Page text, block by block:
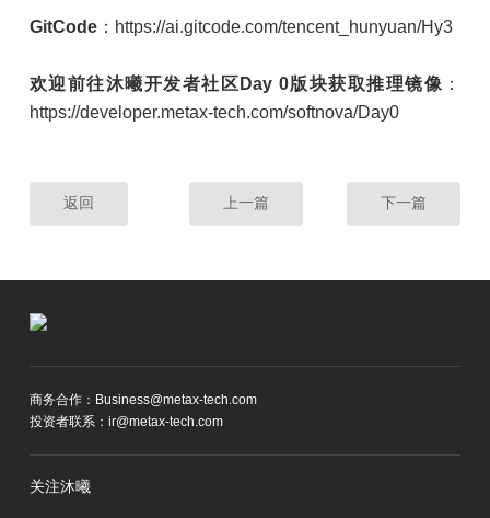
GitCode：https://ai.gitcode.com/tencent_hunyuan/Hy3
欢迎前往沐曦开发者社区Day 0版块获取推理镜像 ：
https://developer.metax-tech.com/softnova/Day0
返回 下一篇
上一篇
商务合作：Business@metax-tech.com
投资者联系：ir@metax-tech.com
关注沐曦